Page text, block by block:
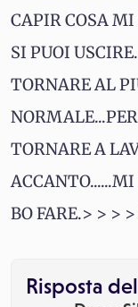
CAPIR COSA
SI PUOI
TORNARE AL
TORNARE A
ACCANTO......MI
BO FARE.> > >
Risposta